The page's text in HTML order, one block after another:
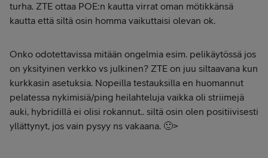
turha. ZTE ottaa POE:n kautta virrat oman mötikkänsä
kautta että siltä osin homma vaikuttaisi olevan ok.
Onko odotettavissa mitään ongelmia esim. pelikäytössä jos
on yksityinen verkko vs julkinen? ZTE on juu siltaavana kun
kurkkasin asetuksia. Nopeilla testauksilla en huomannut
pelatessa nykimisiä/ping heilahteluja vaikka oli striimejä
auki, hybridillä ei olisi rokannut.. siltä osin olen positiivisesti
yllättynyt, jos vain pysyy ns vakaana. 🙂>